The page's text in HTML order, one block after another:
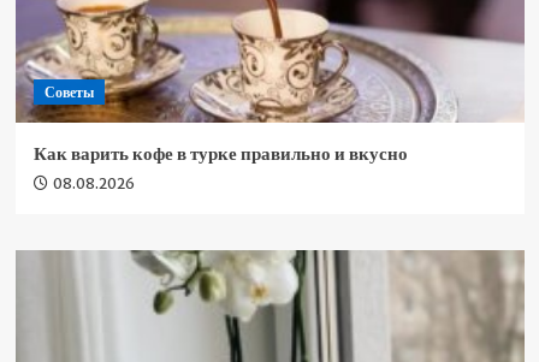
Советы
Как варить кофе в турке правильно и вкусно
08.08.2026